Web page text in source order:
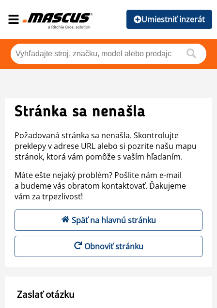
Umiestniť inzerát
Stránka sa nenašla
Požadovaná stránka sa nenašla. Skontrolujte
preklepy v adrese URL alebo si pozrite našu mapu
stránok, ktorá vám pomôže s vaším hľadaním.
Máte ešte nejaký problém? Pošlite nám e-mail
a budeme vás obratom kontaktovať. Ďakujeme
vám za trpezlivosť!
Späť na hlavnú stránku
Obnoviť stránku
Zaslať otázku